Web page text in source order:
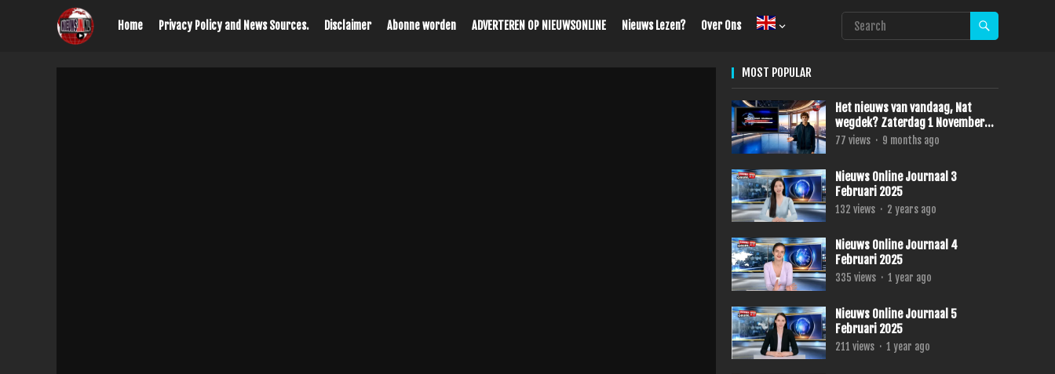
Home Privacy Policy and News Sources. Disclaimer Abonne worden ADVERTEREN OP NIEUWSONLINE Nieuws Lezen? Over Ons
MOST POPULAR
Het nieuws van vandaag, Nat
wegdek? Zaterdag 1 November
2025
77 views · 9 months ago
Nieuws Online Journaal 3
Februari 2025
132 views · 2 years ago
Nieuws Online Journaal 4
Februari 2025
335 views · 1 year ago
Nieuws Online Journaal 5
Februari 2025
211 views · 1 year ago